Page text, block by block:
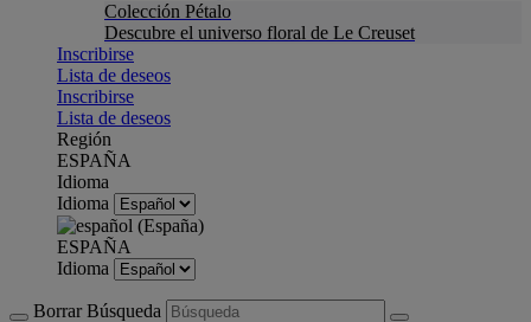
Colección Pétalo
Descubre el universo floral de Le Creuset
Inscribirse
Lista de deseos
Inscribirse
Lista de deseos
Región
ESPAÑA
Idioma
Idioma
ESPAÑA
Idioma
Borrar Búsqueda